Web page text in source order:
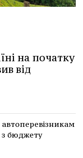
на початку
від
бюджету